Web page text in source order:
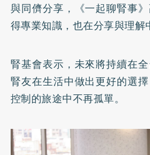
與同儕分享，《一起聊腎事
得專業知識，也在分享與理解
腎基會表示，未來將持續在
腎友在生活中做出更好的選
控制的旅途中不再孤單。